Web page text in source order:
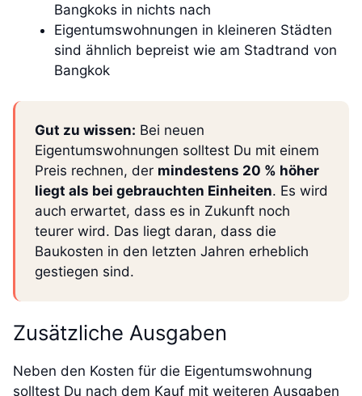
Bangkoks in nichts nach
Eigentumswohnungen in kleineren Städten
sind ähnlich bepreist wie am Stadtrand von
Bangkok
Gut zu wissen: Bei neuen
Eigentumswohnungen solltest Du mit einem
Preis rechnen, der mindestens 20 % höher
liegt als bei gebrauchten Einheiten. Es wird
auch erwartet, dass es in Zukunft noch
teurer wird. Das liegt daran, dass die
Baukosten in den letzten Jahren erheblich
gestiegen sind.
Zusätzliche Ausgaben
Neben den Kosten für die Eigentumswohnung
solltest Du nach dem Kauf mit weiteren Ausgaben